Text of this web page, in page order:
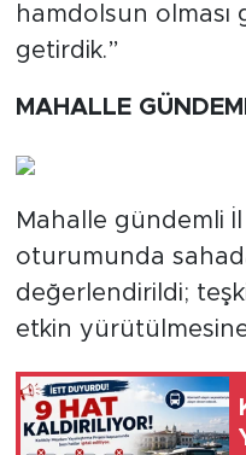
hamdolsun olması
getirdik.”
MAHALLE
Mahalle gündemli İl
oturumunda
değerlendirildi;
etkin